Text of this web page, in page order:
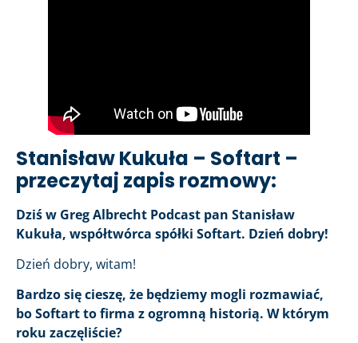
Stanisław Kukuła – Softart –
przeczytaj zapis rozmowy:
Dziś w Greg Albrecht Podcast pan Stanisław
Kukuła, współtwórca spółki Softart. Dzień dobry!
Dzień dobry, witam!
Bardzo się cieszę, że będziemy mogli rozmawiać,
bo Softart to firma z ogromną historią. W którym
roku zaczęliście?